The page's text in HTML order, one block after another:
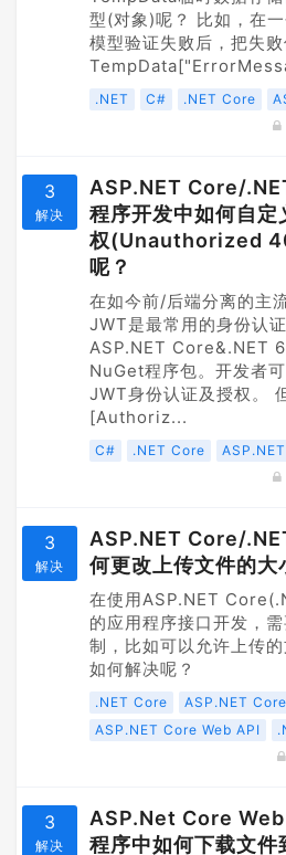
型(对象)呢？ 比如，在
模型验证失败后，把失
.NET C# .NET Core
3
解决
ASP.NET Core/
程序开发中如何自
权(Unauthorized
呢？
在如今前/后端分离的主
JWT是最常用的身份认
ASP.NET Core&.NET
NuGet程序包。开发者
JWT身份认证及授权。
[Authoriz...
C# .NET Core
3
解决
ASP.NET Core/
何更改上传文件的大
在使用ASP.NET
的应用程序接口开发，
制，比如可以允许上传
如何解决呢？
.NET Core
ASP.NET Core
ASP.NET Core Web API
3
解决
ASP.Net Core
程序中如何下载文件